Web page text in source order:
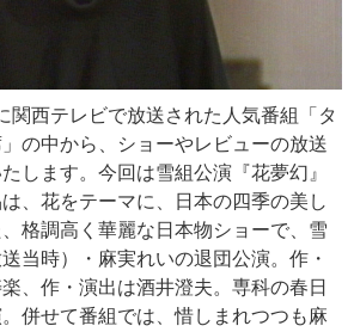
関西テレビで放送された人気番組「タ
の中から、ショーやレビューの放送
します。今回は雪組公演『花夢幻』
、花をテーマに、日本の四季の美し
格調高く華麗な日本物ショーで、雪
当時）・麻実れいの退団公演。作・
、作・演出は酒井澄夫。専科の春日
併せて番組では、惜しまれつつも麻